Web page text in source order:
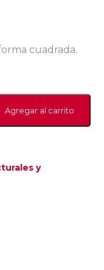
cuadrada.
Agregar al carrito
y